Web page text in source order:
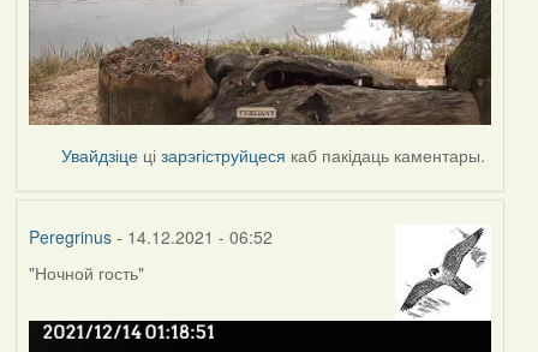
Увайдзіце цізарэгіструйцеся каб пакідаць каментары.
Peregrinus- 14.12.2021 - 06:52
"Ночной гость"